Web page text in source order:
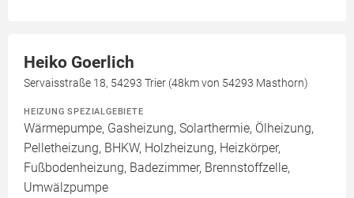
Heiko Goerlich
Servaisstraße 18, 54293 Trier (48km von 54293 Masthorn)
HEIZUNG SPEZIALGEBIETE
Wärmepumpe, Gasheizung, Solarthermie, Ölheizung,
Pelletheizung, BHKW, Holzheizung, Heizkörper,
Fußbodenheizung, Badezimmer, Brennstoffzelle,
Umwälzpumpe